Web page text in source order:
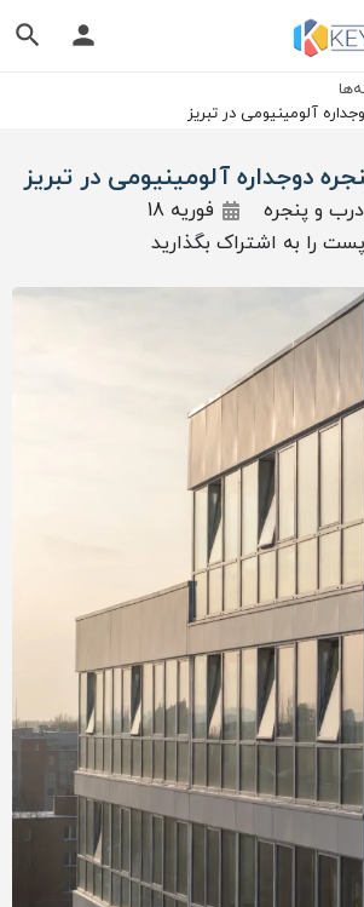
آلومینیومی در تبریز
دوجداره آلومینیومی در تبریز
درب و پنجره
فوریه 18
پست را به اشتراک بگذارید